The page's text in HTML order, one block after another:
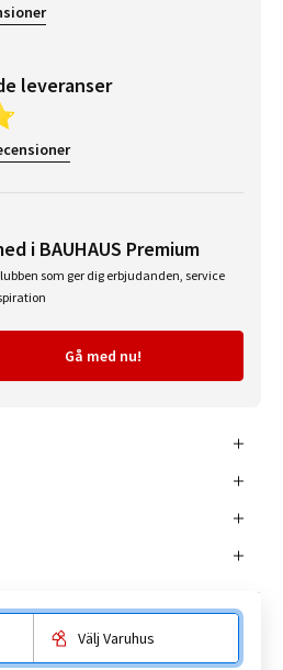
leveranser
i BAUHAUS Premium
som ger dig erbjudanden, service
Gå med nu!
Välj Varuhus